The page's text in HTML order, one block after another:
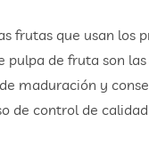
frutas que usan los
pulpa de fruta son
maduración y
de control de